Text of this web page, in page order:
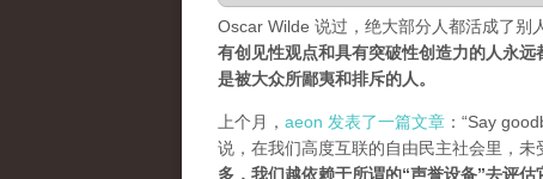
Oscar Wilde 说过，绝大部分人都活成了别
有创见性观点和具有突破性创造力的人永
是被大众所鄙夷和排斥的人。
上个月， aeon 发表了一篇文章 ：“Say
说，在我们高度互联的自由民主社会里，未
多，我们越依赖于所谓的“声誉设备”去评估